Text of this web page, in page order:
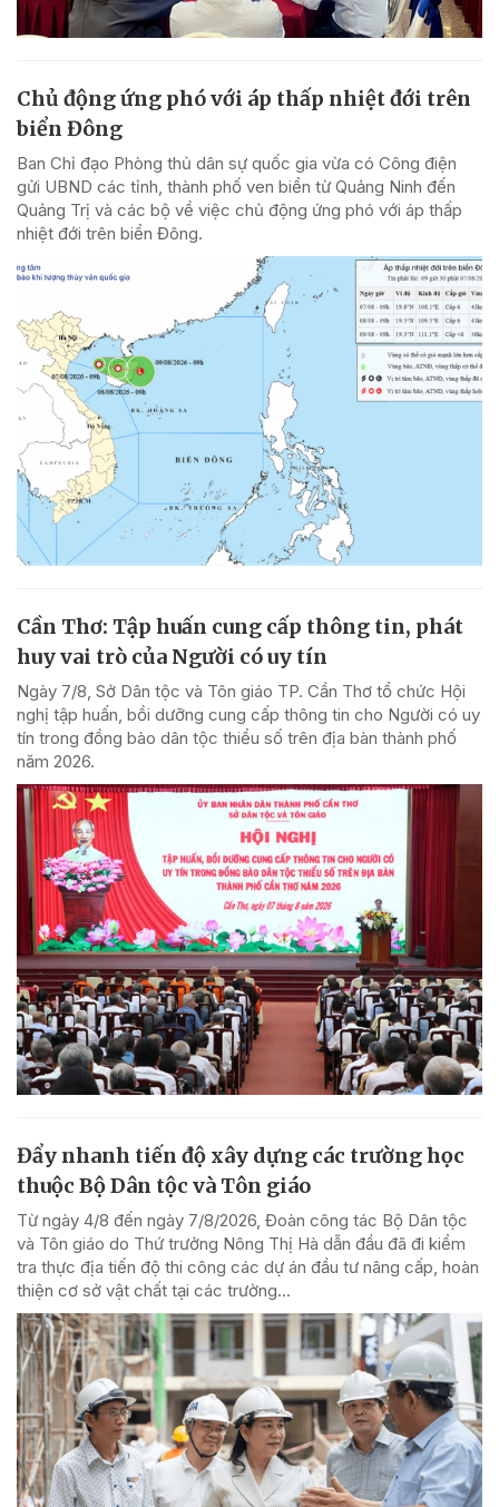
Chủ động ứng phó với áp thấp nhiệt đới trên
biển Đông
Ban Chỉ đạo Phòng thủ dân sự quốc gia vừa có Công điện
gửi UBND các tỉnh, thành phố ven biển từ Quảng Ninh đến
Quảng Trị và các bộ về việc chủ động ứng phó với áp thấp
nhiệt đới trên biển Đông.
Cần Thơ: Tập huấn cung cấp thông tin, phát
huy vai trò của Người có uy tín
Ngày 7/8, Sở Dân tộc và Tôn giáo TP. Cần Thơ tổ chức Hội
nghị tập huấn, bồi dưỡng cung cấp thông tin cho Người có uy
tín trong đồng bào dân tộc thiểu số trên địa bàn thành phố
năm 2026.
Đẩy nhanh tiến độ xây dựng các trường học
thuộc Bộ Dân tộc và Tôn giáo
Từ ngày 4/8 đến ngày 7/8/2026, Đoàn công tác Bộ Dân tộc
và Tôn giáo do Thứ trưởng Nông Thị Hà dẫn đầu đã đi kiểm
tra thực địa tiến độ thi công các dự án đầu tư nâng cấp, hoàn
thiện cơ sở vật chất tại các trường...